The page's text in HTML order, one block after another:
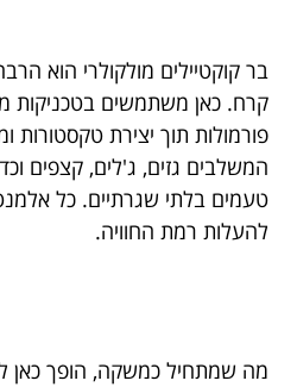
בר קוקטיילים מולקולרי הוא
קרח. כאן משתמשים בטכניקות
פורמולות תוך יצירת טקסטורות
המשלבים גזים, ג'לים, קצפים
טעמים בלתי שגרתיים. כל
להעלות רמת החוויה.
מה שמתחיל כמשקה, הופך כאן